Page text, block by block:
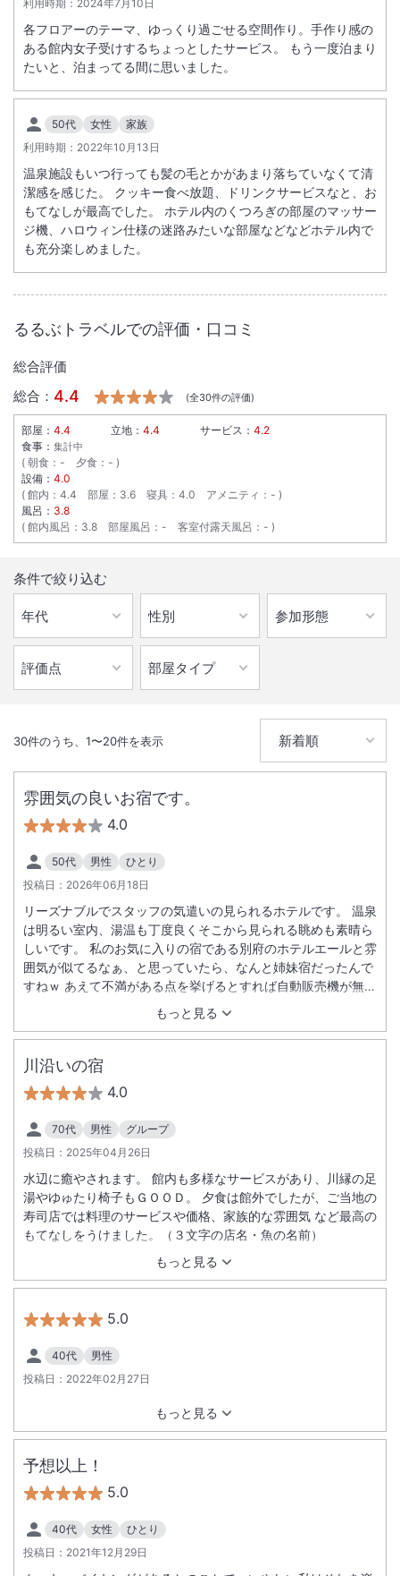
大浴場あり
温泉
駐車場あり
施設からのお知らせ
全客室禁煙となります。
小人料金は次の年齢が適用となります。（３～１２歳⇒こどもＡまたは
こどもＢ、０～２歳⇒こどもＣまたはこどもＤ）。
※こどもＤは幼児施設使用料として、税別１，０００円が現地払。※小
人の設定は部屋タイプ・プランによって異なる場合がございます。予約
画面にてご確認ください。
冬期は雪の為、高速道路が規制される場合がございます。
利用時期： 2024年7月10日
各フロアーのテーマ、ゆっくり過ごせる空間作り。手作り感の
ある館内女子受けするちょっとしたサービス。 もう一度泊まり
たいと、泊まってる間に思いました。
50代 女性
家族
利用時期： 2022年10月13日
温泉施設もいつ行っても髪の毛とかがあまり落ちていなくて清
潔感を感じた。 クッキー食べ放題、ドリンクサービスなと、お
もてなしが最高でした。 ホテル内のくつろぎの部屋のマッサー
ジ機、ハロウィン仕様の迷路みたいな部屋などなどホテル内で
も充分楽しめました。
るるぶトラベルでの評価・口コミ
総合評価
総合： 4.4 (全30件の評価)
部屋： 4.4 立地： 4.4 サービス： 4.2
食事： 集計中
朝食 ： - 夕食 ： -
設備： 4.0
館内 ： 4.4 部屋 ： 3.6 寝具 ： 4.0 アメニティ ： -
風呂： 3.8
館内風呂 ： 3.8 部屋風呂 ： - 客室付露天風呂 ： -
条件で絞り込む
30件のうち、 1〜20件を表示
雰囲気の良いお宿です。
4.0
50代 男性
ひとり
投稿日： 2026年06月18日
もっと見る
リーズナブルでスタッフの気遣いの見られるホテルです。 温泉
は明るい室内、湯温も丁度良くそこから見られる眺めも素晴ら
しいです。 私のお気に入りの宿である別府のホテルエールと雰
囲気が似てるなぁ、と思っていたら、なんと姉妹宿だったんで
すねｗ あえて不満がある点を挙げるとすれば自動販売機が無い
点でしょうか。そこぐらいでしたね。 また機会があればお世話
になろうと思います。 ありがとうございました。
川沿いの宿
4.0
70代 男性
グループ
投稿日： 2025年04月26日
もっと見る
水辺に癒やされます。 館内も多様なサービスがあり、川縁の足
湯やゆゅたり椅子もＧＯＯＤ。 夕食は館外でしたが、ご当地の
寿司店では料理のサービスや価格、家族的な雰囲気 など最高の
もてなしをうけました。（３文字の店名・魚の名前）
5.0
40代
男性
投稿日： 2022年02月27日
もっと見る
予想以上！
5.0
40代 女性
ひとり
投稿日： 2021年12月29日